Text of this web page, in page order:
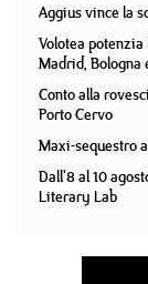
Aggius vince la
Volotea
Madrid, Bologna
Conto alla
Porto Cervo
Maxi-sequestro
Dall'8 al 10
Literary Lab